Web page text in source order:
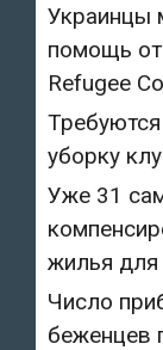
Украинцы
помощь от
Refugee
уборку
Уже 31
жилья
Число
беженцев